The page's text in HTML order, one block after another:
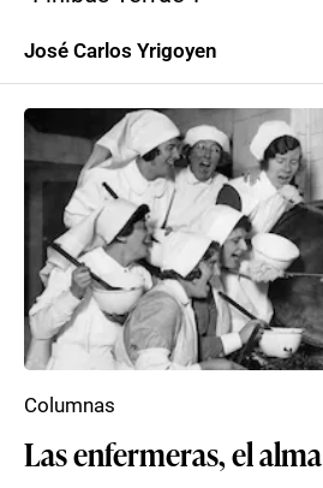
José Carlos Yrigoyen
Las enfermeras, el
Columnas